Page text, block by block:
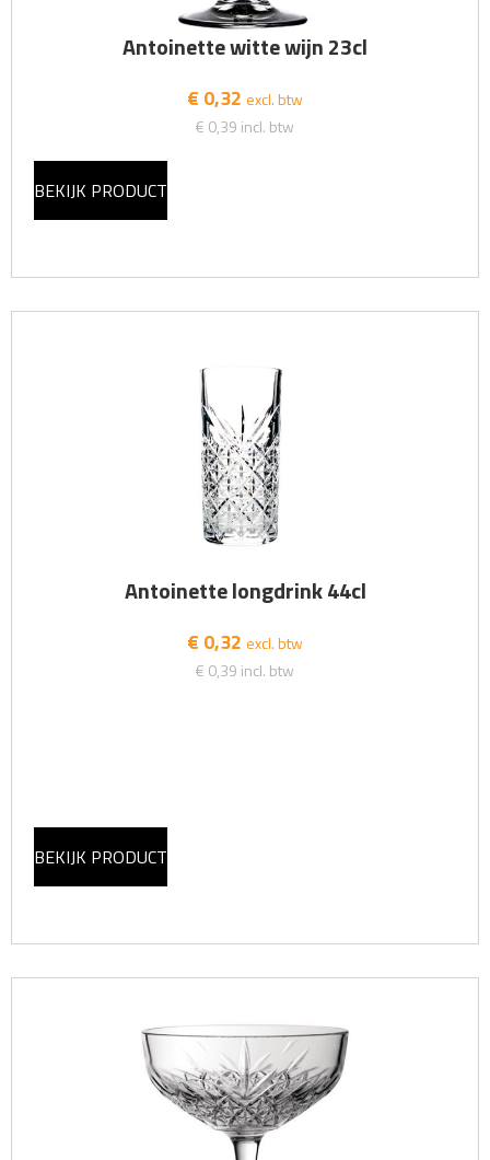
Antoinette witte wijn 23cl
€ 0,32 excl. btw
€ 0,39 incl. btw
BEKIJK PRODUCT
Antoinette longdrink 44cl
€ 0,32 excl. btw
€ 0,39 incl. btw
BEKIJK PRODUCT